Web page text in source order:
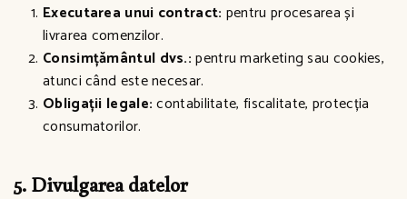
Executarea unui contract: pentru procesarea și
livrarea comenzilor.
Consimțământul dvs.:pentru marketing sau cookies,
atunci când este necesar.
Obligații legale:contabilitate, fiscalitate, protecția
consumatorilor.
5. Divulgarea datelor